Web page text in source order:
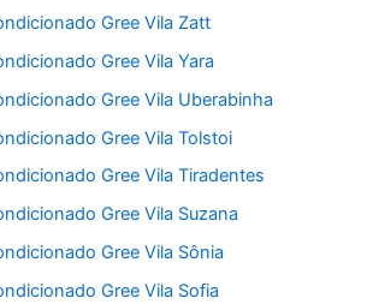
Gree Vila Zatt
Gree Vila Yara
Gree Vila Uberabinha
Gree Vila Tolstoi
Gree Vila Tiradentes
Gree Vila Suzana
Gree Vila Sônia
Gree Vila Sofia